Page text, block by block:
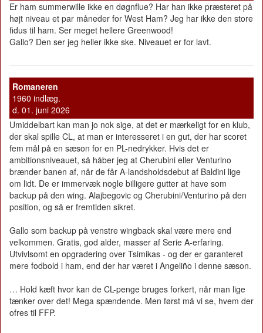
Er ham summerwille ikke en døgnflue? Har han ikke præsteret på
højt niveau et par måneder for West Ham? Jeg har ikke den store
fidus til ham. Ser meget hellere Greenwood!
Gallo? Den ser jeg heller ikke ske. Niveauet er for lavt.
Romaneren
1960 indlæg.
d. 01. juni 2026
Umiddelbart kan man jo nok sige, at det er mærkeligt for en klub,
der skal spille CL, at man er interesseret i en gut, der har scoret
fem mål på en sæson for en PL-nedrykker. Hvis det er
ambitionsniveauet, så håber jeg at Cherubini eller Venturino
brænder banen af, når de får A-landsholdsdebut af Baldini lige
om lidt. De er immervæk nogle billigere gutter at have som
backup på den wing. Alajbegovic og Cherubini/Venturino på den
position, og så er fremtiden sikret.
Gallo som backup på venstre wingback skal være mere end
velkommen. Gratis, god alder, masser af Serie A-erfaring.
Utvivlsomt en opgradering over Tsimikas - og der er garanteret
mere fodbold i ham, end der har været i Angeliño i denne sæson.
… Hold kæft hvor kan de CL-penge bruges forkert, når man lige
tænker over det! Mega spændende. Men først må vi se, hvem der
ofres til FFP.